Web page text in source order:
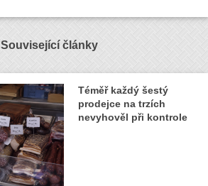
Související články
Téměř každý šestý
prodejce na trzích
nevyhověl při kontrole